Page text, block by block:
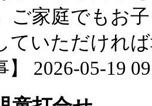
ご家庭でもお
ていただけれ
】 2026-05-19